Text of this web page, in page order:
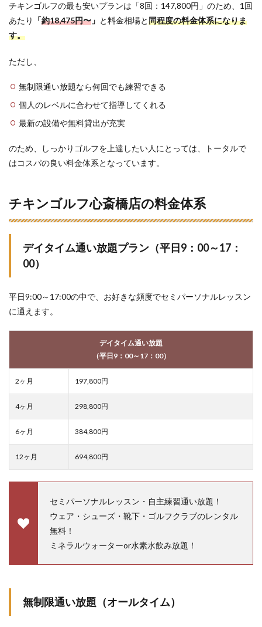
チキンゴルフの最も安いプランは「8回：147,800円」のため、1回
あたり
「約18,475円〜 」 と料金相場と同程度の料金体系になりま
す。
ただし、
無制限通い放題なら何回でも練習できる
個人のレベルに合わせて指導してくれる
最新の設備や無料貸出が充実
のため、しっかりゴルフを上達したい人にとっては、トータルで
はコスパの良い料金体系となっています。
チキンゴルフ心斎橋店の料金体系
デイタイム通い放題プラン（平日9：00～17：
00）
平日9:00～17:00の中で、お好きな頻度でセミパーソナルレッスン
に通えます。
デイタイム通い放題
（平日9：00～17：00）
2ヶ月 197,800円
4ヶ月 298,800円
6ヶ月 384,800円
12ヶ月 694,800円
セミパーソナルレッスン・自主練習通い放題！
ウェア・シューズ・靴下・ゴルフクラブのレンタル
無料！
ミネラルウォーターor水素水飲み放題！
無制限通い放題（オールタイム）